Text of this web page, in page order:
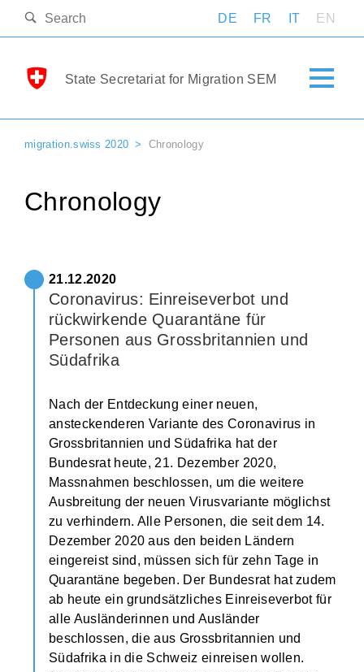
DE FR IT EN
State Secretariat for Migration SEM
migration.swiss 2020 Chronology
Chronology
21.12.2020
Coronavirus: Einreiseverbot und
rückwirkende Quarantäne für
Personen aus Grossbritannien und
Südafrika
Nach der Entdeckung einer neuen,
ansteckenderen Variante des Coronavirus in
Grossbritannien und Südafrika hat der
Bundesrat heute, 21. Dezember 2020,
Massnahmen beschlossen, um die weitere
Ausbreitung der neuen Virusvariante möglichst
zu verhindern. Alle Personen, die seit dem 14.
Dezember 2020 aus den beiden Ländern
eingereist sind, müssen sich für zehn Tage in
Quarantäne begeben. Der Bundesrat hat zudem
ab heute ein grundsätzliches Einreiseverbot für
alle Ausländerinnen und Ausländer
beschlossen, die aus Grossbritannien und
Südafrika in die Schweiz einreisen wollen.